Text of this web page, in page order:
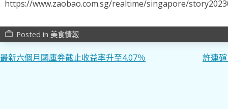
https://www.zaobao.com.sg/realtime/singapore/
work_outline Posted in 美食情報
文
最新六個月國庫券截止收益率升至4.07％ 許連